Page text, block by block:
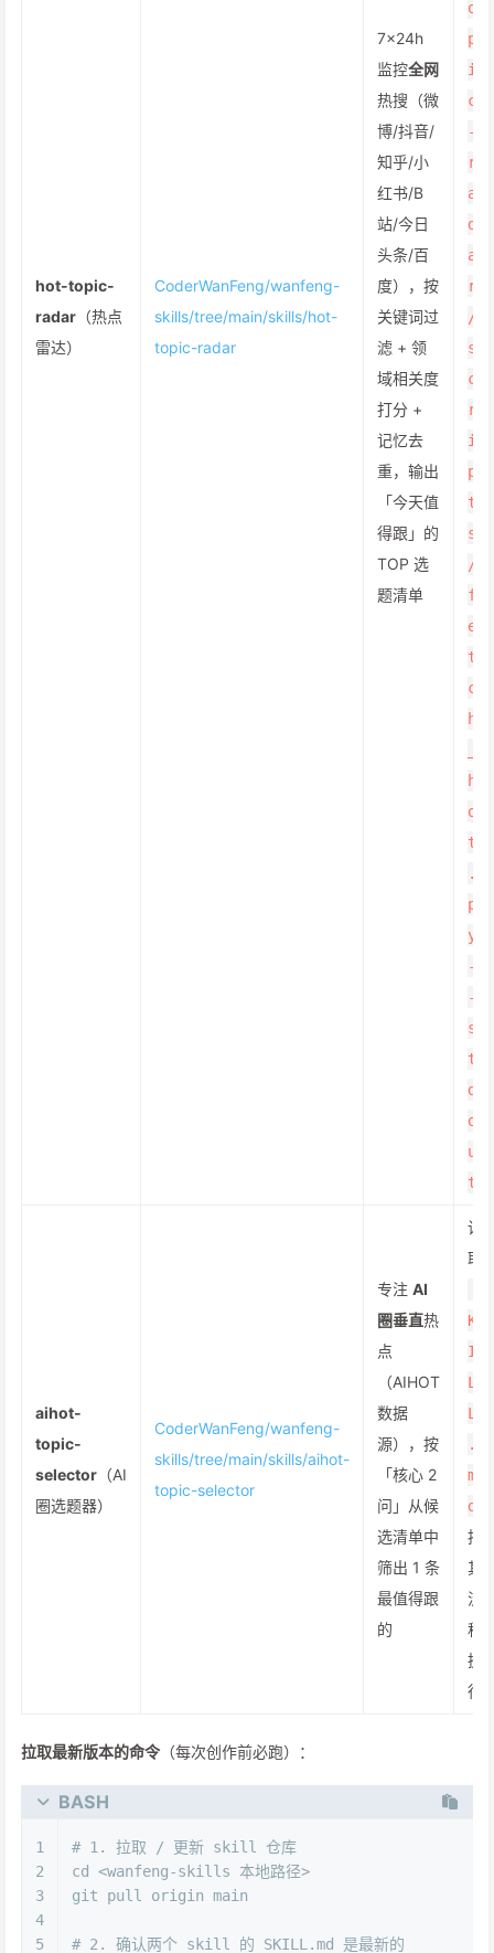
hot-topic-
radar （热点
雷达）
CoderWanFeng/wanfeng-
skills/tree/main/skills/hot-
topic-radar
7×24h
监控全网
热搜（微
博/抖音/
知乎/小
红书/B
站/今日
头条/百
度），按
关键词过
滤 + 领
域相关度
打分 +
记忆去
重，输出
「今天值
得跟」的
TOP 选
题清单
o
p
i
c
-
r
a
d
a
r
/
s
c
r
i
p
t
s
/
f
e
t
c
h
h
o
t
.
p
y
-
-
s
t
d
o
u
t
aihot-
topic-
selector （AI
圈选题器）
CoderWanFeng/wanfeng-
skills/tree/main/skills/aihot-
topic-selector
专注 AI
圈垂直热
点
（AIHOT
数据
源），按
「核心 2
问」从候
选清单中
筛出 1 条
最值得跟
的
读
取
K
I
L
L
.
m
d
按
其
流
程
执
行
拉取最新版本的命令 （每次创作前必跑）：
BASH
1
2
3
4
5
# 1. 拉取 / 更新 skill 仓库
cd
<wanfeng-skills 本地路径>
git pull origin main
# 2. 确认两个 skill 的 SKILL.md 是最新的